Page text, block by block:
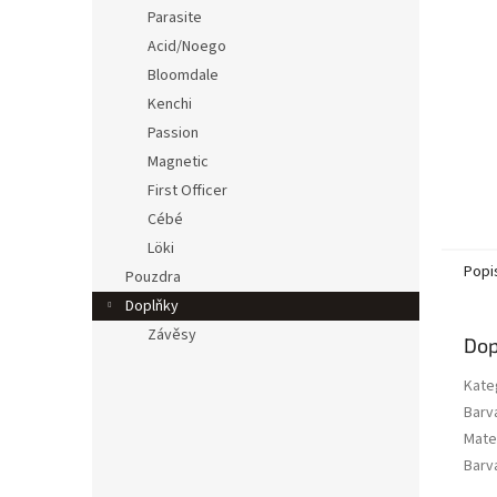
Parasite
Acid/Noego
Bloomdale
Kenchi
Passion
Magnetic
First Officer
Cébé
Löki
Pouzdra
Doplňky
Závěsy